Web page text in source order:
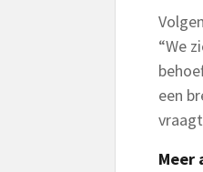
“We
een
Meer